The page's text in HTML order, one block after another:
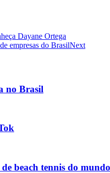
Dayane Ortega
empresas do BrasilNext
no Brasil
beach tennis do